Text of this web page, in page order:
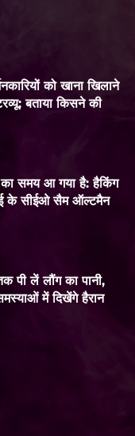
को खाना खिलाने
बताया किसने की
का समय आ गया है: हैकिंग
के सीईओ सैम ऑल्टमैन
पी लें लौंग का पानी,
में दिखेंगे हैरान